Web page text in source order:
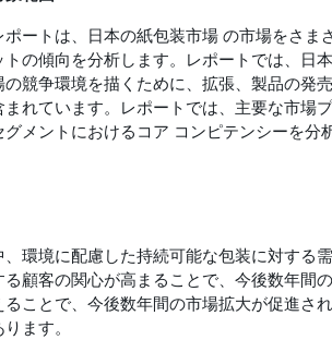
ポートは、日本の紙包装市場 の市場をさ
トの傾向を分析します。レポートでは、日
の競争環境を描くために、拡張、製品の発
れています。レポートでは、主要な市場
メントにおけるコア コンピテンシーを分
環境に配慮した持続可能な包装に対する
顧客の関心が高まることで、今後数年間
ることで、今後数年間の市場拡大が促進さ
ます。